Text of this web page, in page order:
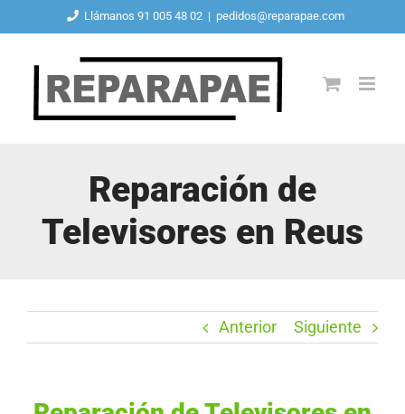
contenido
Llámanos 91 005 48 02 | pedidos@reparapae.com
Reparación de
Televisores en Reus
Anterior Siguiente